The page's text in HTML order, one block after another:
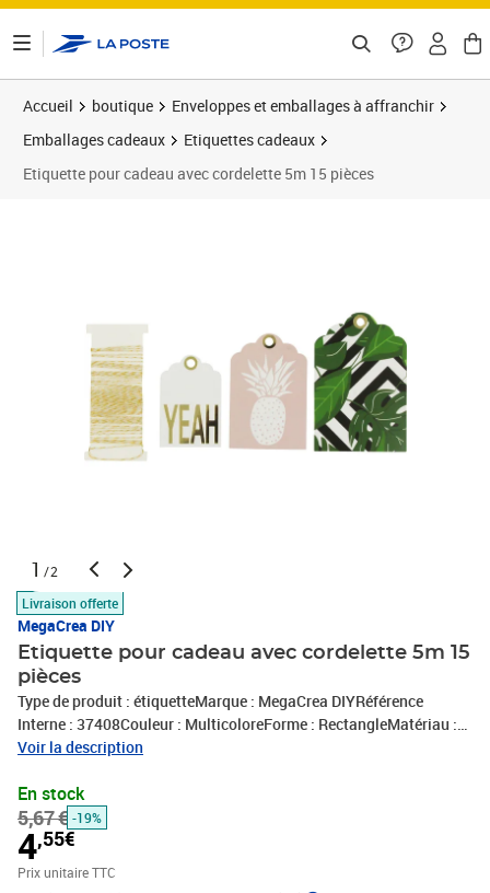
Accueil boutique
Enveloppes et emballages à affranchir
Emballages cadeaux
Etiquettes cadeaux
Etiquette pour cadeau avec cordelette 5m 15 pièces
1 /2
Livraison offerte
MegaCrea DIY
Etiquette pour cadeau avec cordelette 5m 15
pièces
Type de produit : étiquetteMarque : MegaCrea DIYRéférence
Interne : 37408Couleur : MulticoloreForme : RectangleMatériau :
PapierConditionnement : 15 piècesExpédié de France par notre
Voir la description
En stock
5,67 € -19%
4,55€
Prix unitaire TTC